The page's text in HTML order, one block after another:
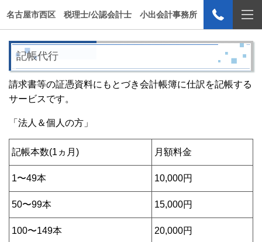
名古屋市西区 税理士/公認会計士 小出会計事務所
記帳代行
請求書等の証憑資料にもとづき会計帳簿に仕訳を記帳する
サービスです。
「法人＆個人の方」
記帳本数(1ヵ月) 月額料金
1〜49本 10,000円
50〜99本 15,000円
100〜149本 20,000円